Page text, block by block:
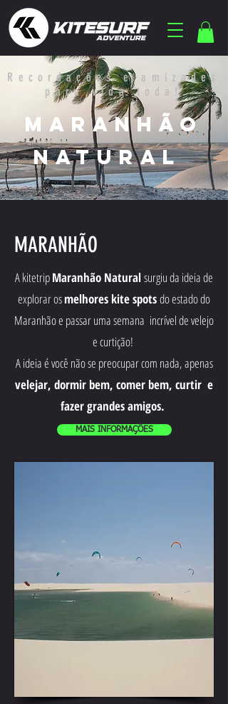
Recordações e amizades
para vida toda!
mARANHÃO
NATURAL
MARANHÃO
A kitetripMaranhão Naturalsurgiu da ideia de
explorar osmelhores kite spotsdo estado do
Maranhão e passar uma semana incrível de velejo
e curtição!
A ideia é você não se preocupar com nada, apenas
velejar, dormir bem, comer bem, curtir e
fazer grandes amigos.
MAIS INFORMAÇÕES